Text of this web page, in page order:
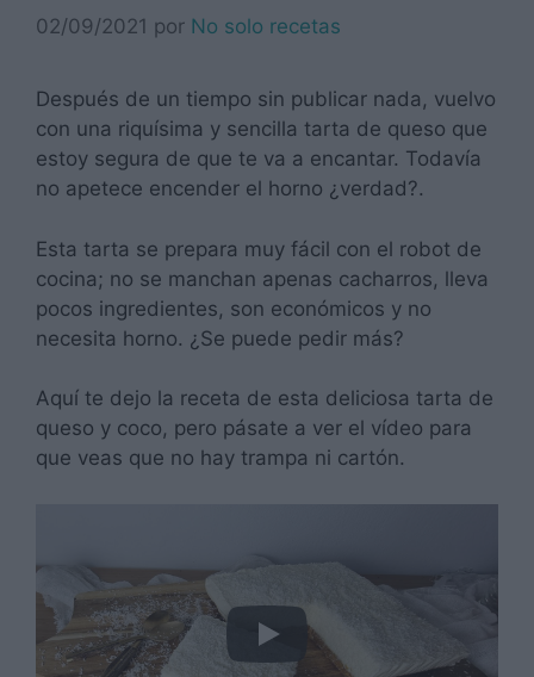
02/09/2021 por No solo recetas
Después de un tiempo sin publicar nada, vuelvo
con una riquísima y sencilla tarta de queso que
estoy segura de que te va a encantar. Todavía
no apetece encender el horno ¿verdad?.
Esta tarta se prepara muy fácil con el robot de
cocina; no se manchan apenas cacharros, lleva
pocos ingredientes, son económicos y no
necesita horno. ¿Se puede pedir más?
Aquí te dejo la receta de esta deliciosa tarta de
queso y coco, pero pásate a ver el vídeo para
que veas que no hay trampa ni cartón.